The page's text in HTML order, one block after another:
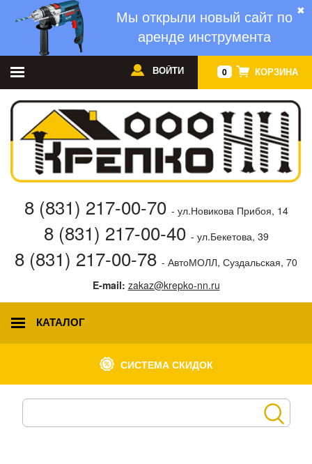
✖
Мы открыли новый сайт по
аренде инструмента
0 КОРЗИНА
ВОЙТИ
8 (831) 217-00-70 - ул.Новикова Прибоя, 14
8 (831) 217-00-40 - ул.Бекетова, 39
8 (831) 217-00-78 - АвтоМОЛЛ, Суздальская, 70
E-mail: zakaz@krepko-nn.ru
КАТАЛОГ
СИСТЕМА СКИДОК